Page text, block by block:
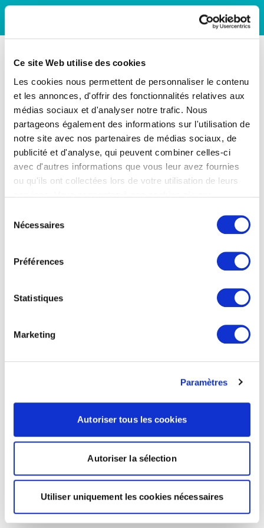
Ce site Web utilise des cookies
Les cookies nous permettent de personnaliser le contenu
et les annonces, d'offrir des fonctionnalités relatives aux
médias sociaux et d'analyser notre trafic. Nous
partageons également des informations sur l'utilisation de
notre site avec nos partenaires de médias sociaux, de
publicité et d'analyse, qui peuvent combiner celles-ci
avec d'autres informations que vous leur avez fournies
ou qu'ils ont collectées lors de votre utilisation de leurs
Nécessaires
Préférences
Statistiques
Marketing
Paramètres
Autoriser tous les cookies
Autoriser la sélection
Utiliser uniquement les cookies nécessaires